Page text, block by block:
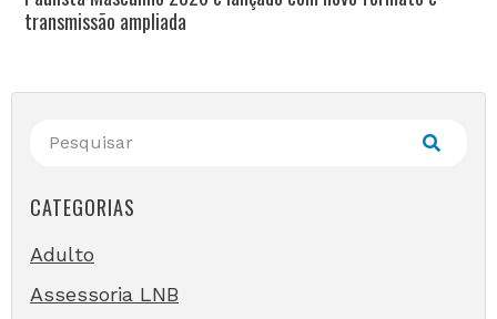
transmissão ampliada
CATEGORIAS
Adulto
Assessoria LNB